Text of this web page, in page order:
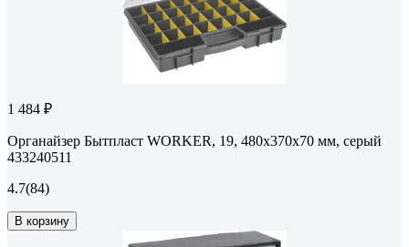
1 484 ₽
Органайзер Бытпласт WORKER, 19, 480х370х70 мм, серый
433240511
4.7(84)
В корзину